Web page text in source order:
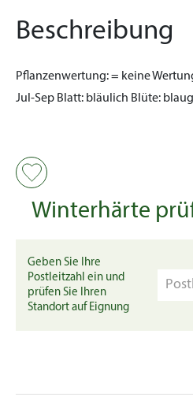
Beschreibung
Pflanzenwertung:= keine
Jul-Sep Blatt: bläulich Blüte:
Winterhärte
Geben Sie Ihre
Postleitzahl ein und
prüfen Sie Ihren
Standort auf Eignung